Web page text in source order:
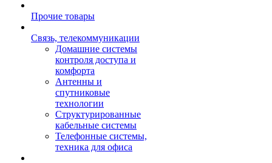
Прочие товары
Связь, телекоммуникации
Домашние системы
контроля доступа и
комфорта
Антенны и
спутниковые
технологии
Структурированные
кабельные системы
Телефонные системы,
техника для офиса